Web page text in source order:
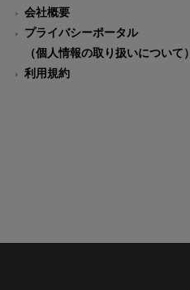
会社概要
プライバシーポータル
（個人情報の取り扱いについて）
利用規約